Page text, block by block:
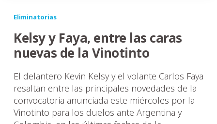
Eliminatorias
Kelsy y Faya, entre las caras
nuevas de la Vinotinto
El delantero Kevin Kelsy y el volante Carlos Faya
resaltan entre las principales novedades de la
convocatoria anunciada este miércoles por la
Vinotinto para los duelos ante Argentina y